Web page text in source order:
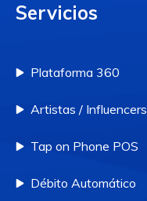
Servicios
Plataforma 360
Artistas / Influencers
Tap on Phone POS
Débito Automático